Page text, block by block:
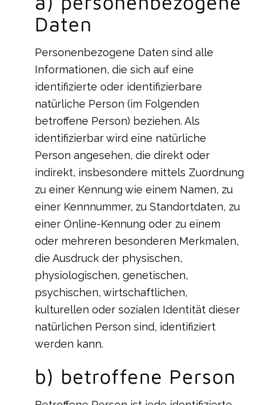
Daten
Personenbezogene Daten sind alle
Informationen, die sich auf eine
identifizierte oder identifizierbare
natürliche Person (im Folgenden
betroffene Person) beziehen. Als
identifizierbar wird eine natürliche
Person angesehen, die direkt oder
indirekt, insbesondere mittels Zuordnung
zu einer Kennung wie einem Namen, zu
einer Kennnummer, zu Standortdaten, zu
einer Online-Kennung oder zu einem
oder mehreren besonderen Merkmalen,
die Ausdruck der physischen,
physiologischen, genetischen,
psychischen, wirtschaftlichen,
kulturellen oder sozialen Identität dieser
natürlichen Person sind, identifiziert
werden kann.
b) betroffene Person